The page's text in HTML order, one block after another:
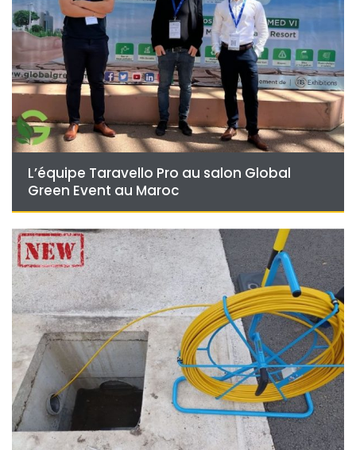
L’équipe Taravello Pro au salon Global
Green Event au Maroc